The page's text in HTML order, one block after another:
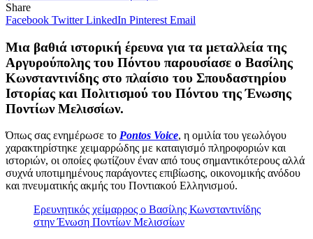
Share
Facebook Twitter LinkedIn Pinterest Email
Μια βαθιά ιστορική έρευνα για τα μεταλλεία της
Αργυρούπολης του Πόντου παρουσίασε ο Βασίλης
Κωνσταντινίδης στο πλαίσιο του Σπουδαστηρίου
Ιστορίας και Πολιτισμού του Πόντου της Ένωσης
Ποντίων Μελισσίων.
Όπως σας ενημέρωσε το Pontos Voice, η ομιλία του γεωλόγου
χαρακτηρίστηκε χειμαρρώδης με καταιγισμό πληροφοριών και
ιστοριών, οι οποίες φωτίζουν έναν από τους σημαντικότερους αλλά
συχνά υποτιμημένους παράγοντες επιβίωσης, οικονομικής ανόδου
και πνευματικής ακμής του Ποντιακού Ελληνισμού.
Ερευνητικός χείμαρρος ο Βασίλης Κωνσταντινίδης
στην Ένωση Ποντίων Μελισσίων